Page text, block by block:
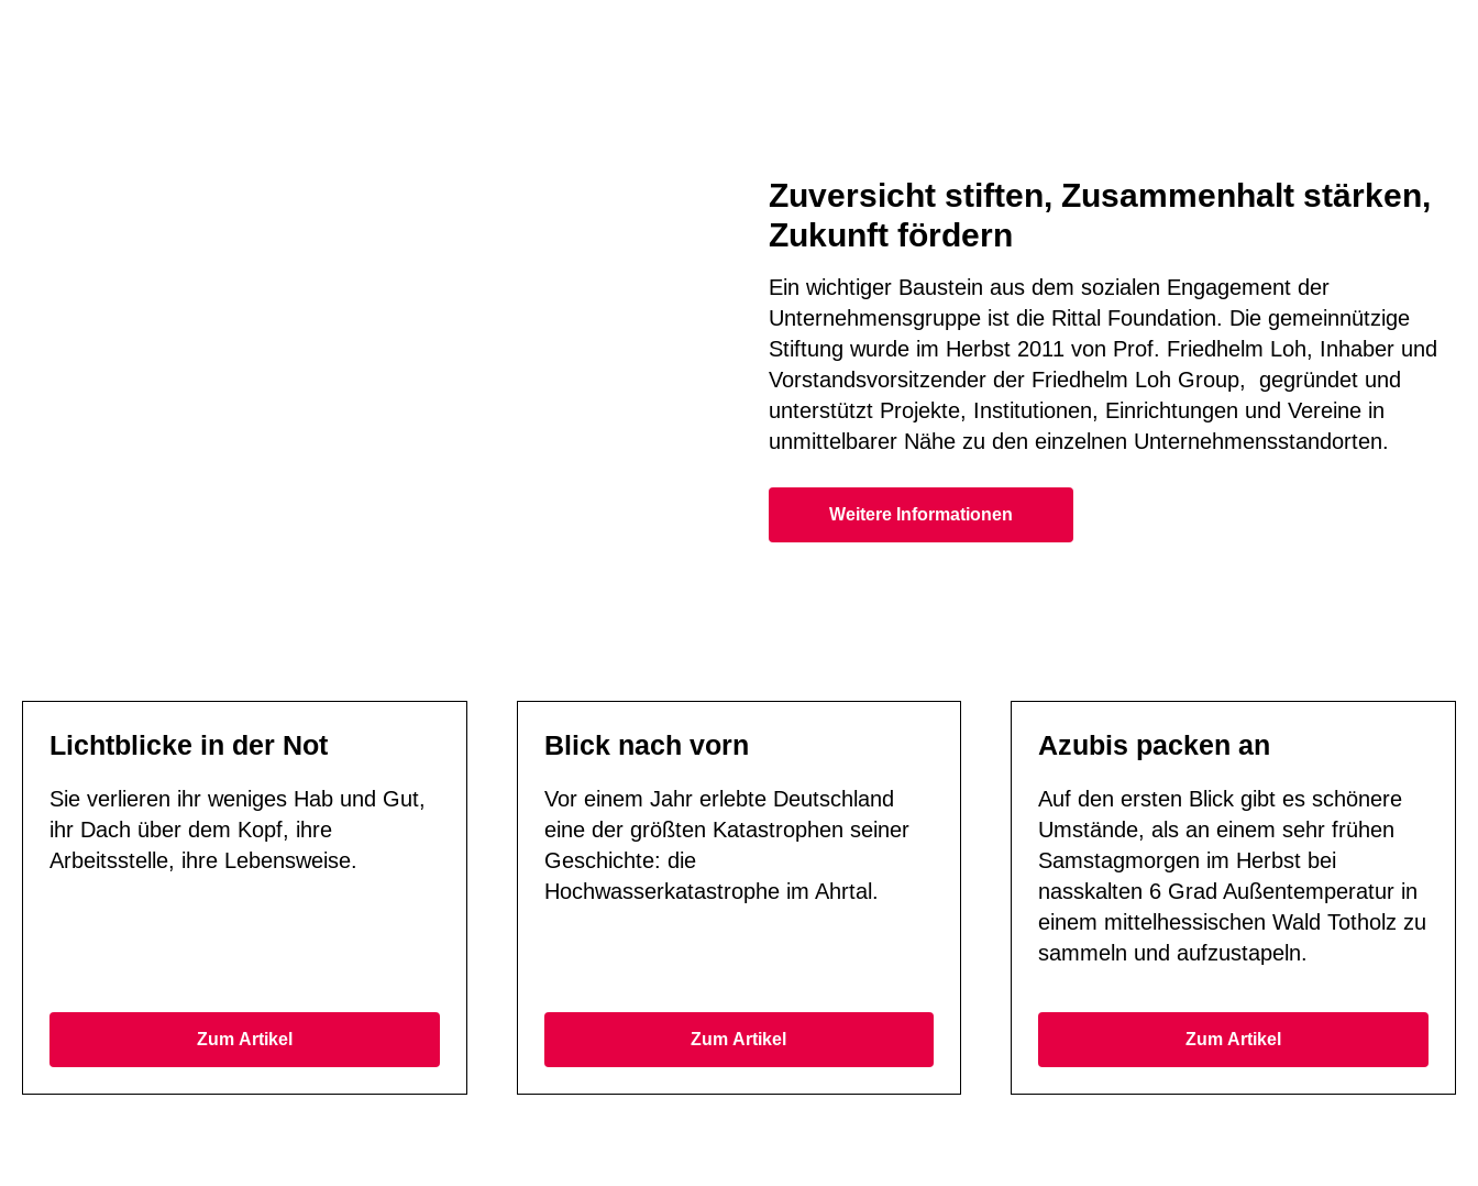
Zuversicht stiften, Zusammenhalt stärken,
Zukunft fördern
Ein wichtiger Baustein aus dem sozialen Engagement der
Unternehmensgruppe ist die Rittal Foundation. Die gemeinnützige
Stiftung wurde im Herbst 2011 von Prof. Friedhelm Loh, Inhaber und
Vorstandsvorsitzender der Friedhelm Loh Group, gegründet und
unterstützt Projekte, Institutionen, Einrichtungen und Vereine in
unmittelbarer Nähe zu den einzelnen Unternehmensstandorten.
Weitere Informationen
Lichtblicke in der Not
Sie verlieren ihr weniges Hab und Gut,
ihr Dach über dem Kopf, ihre
Arbeitsstelle, ihre Lebensweise.
Zum Artikel
Blick nach vorn
Vor einem Jahr erlebte Deutschland
eine der größten Katastrophen seiner
Geschichte: die
Hochwasserkatastrophe im Ahrtal.
Zum Artikel
Azubis packen an
Auf den ersten Blick gibt es schönere
Umstände, als an einem sehr frühen
Samstagmorgen im Herbst bei
nasskalten 6 Grad Außentemperatur in
einem mittelhessischen Wald Totholz zu
sammeln und aufzustapeln.
Zum Artikel